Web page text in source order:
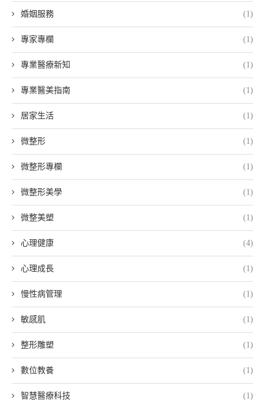
婚姻服務 (1)
專家專欄 (1)
專業醫療新知 (1)
專業醫美指南 (1)
居家生活 (1)
微整形 (1)
微整形專欄 (1)
微整形美學 (1)
微整美塑 (1)
心理健康 (4)
心理成長 (1)
慢性病管理 (1)
敏感肌 (1)
整形雕塑 (1)
數位教養 (1)
智慧醫療科技 (1)